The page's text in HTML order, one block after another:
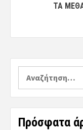
ΤΑ
Αναζήτηση
για:
Πρόσφατα